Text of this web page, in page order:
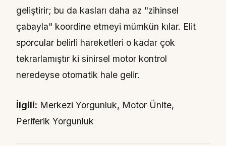
geliştirir; bu da kasları daha az "zihinsel
çabayla" koordine etmeyi mümkün kılar. Elit
sporcular belirli hareketleri o kadar çok
tekrarlamıştır ki sinirsel motor kontrol
neredeyse otomatik hale gelir.
İlgili: Merkezi Yorgunluk, Motor Ünite,
Periferik Yorgunluk